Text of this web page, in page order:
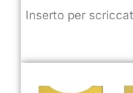
Inserto per